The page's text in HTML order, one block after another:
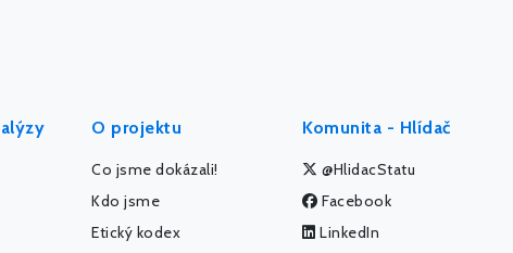
O projektu
Co jsme dokázali!
Kdo jsme
Etický kodex
Komunita - Hlídač
@HlidacStatu
Facebook
LinkedIn